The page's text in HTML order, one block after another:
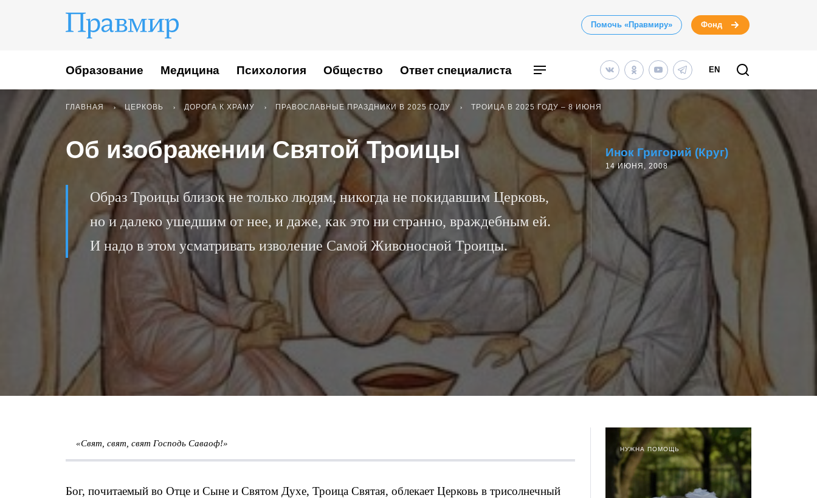
Помочь «Правмиру» Фонд
Образование Медицина Психология Общество Ответ специалиста EN
ГЛАВНАЯ ЦЕРКОВЬ ДОРОГА К ХРАМУ ПРАВОСЛАВНЫЕ ПРАЗДНИКИ В 2025 ГОДУ ТРОИЦА В 2025 ГОДУ – 8 ИЮНЯ
Об изображении Святой Троицы
Образ Троицы близок не только людям, никогда не покидавшим Церковь,
но и далеко ушедшим от нее, и даже, как это ни странно, враждебным ей.
И надо в этом усматривать изволение Самой Живоносной Троицы.
Инок Григорий (Круг)
14 ИЮНЯ, 2008
«Свят, свят, свят Господь Саваоф!»
Бог, почитаемый во Отце и Сыне и Святом Духе, Троица Святая, облекает Церковь в трисолнечный
НУЖНА ПОМОЩЬ